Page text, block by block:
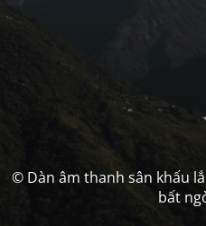
© Dàn âm thanh sân khấu
bất